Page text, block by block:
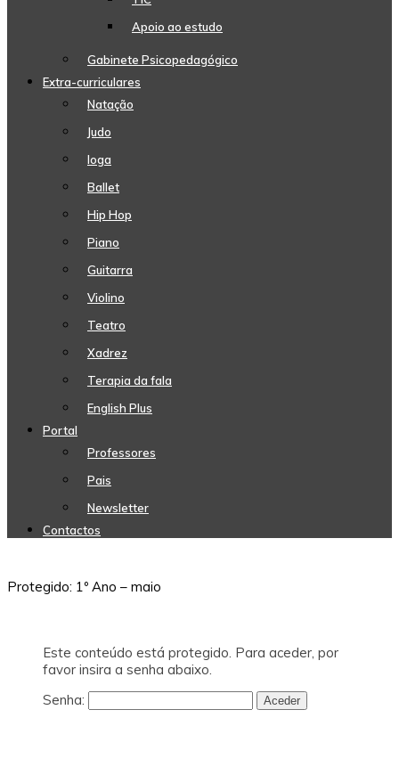
Apoio ao estudo
Gabinete Psicopedagógico
Extra-curriculares
Natação
Judo
Ioga
Ballet
Hip Hop
Piano
Guitarra
Violino
Teatro
Xadrez
Terapia da fala
English Plus
Portal
Professores
Pais
Newsletter
Contactos
Protegido: 1º Ano – maio
Este conteúdo está protegido. Para aceder, por
favor insira a senha abaixo.
Senha: